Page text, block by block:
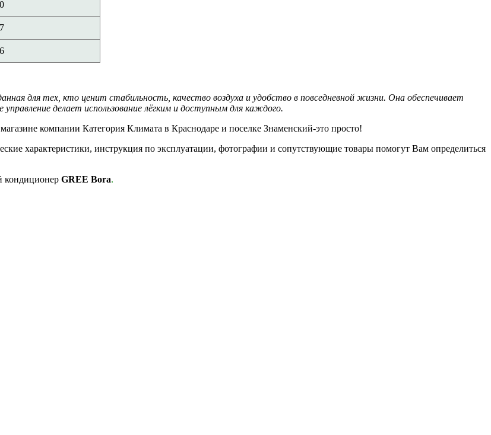
для тех, кто ценит стабильность, качество воздуха и удобство в повседневной жизни. Она обеспечивает
делает использование лёгким и доступным для каждого.
компании Категория Климата в Краснодаре и поселке Знаменский-это просто!
характеристики, инструкция по эксплуатации, фотографии и сопутствующие товары помогут Вам определиться
кондиционер GREE Bora.